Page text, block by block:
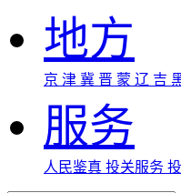
地方
京 津 冀 晋 蒙 辽 吉
服务
人民鉴真 投关服务